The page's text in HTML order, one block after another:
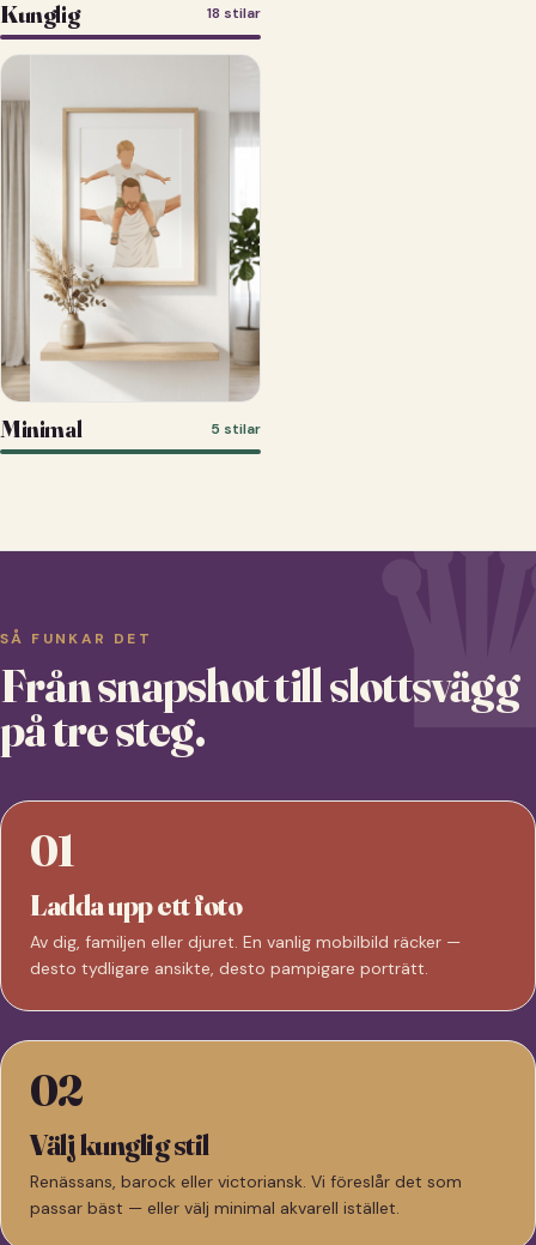
Kunglig 18 stilar
Minimal 5 stilar
SÅ FUNKAR DET
Från snapshot till slottsvägg
på tre steg.
01
Ladda upp ett foto
Av dig, familjen eller djuret. En vanlig mobilbild räcker —
desto tydligare ansikte, desto pampigare porträtt.
02
Välj kunglig stil
Renässans, barock eller victoriansk. Vi föreslår det som
passar bäst — eller välj minimal akvarell istället.